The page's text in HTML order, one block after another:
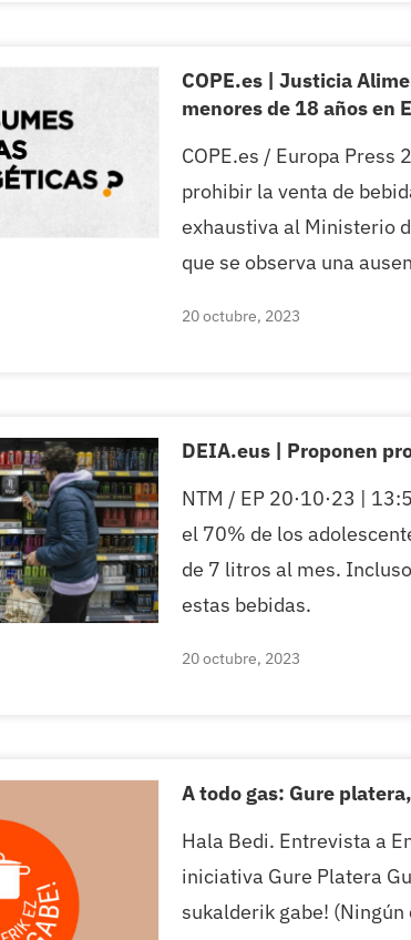
COPE.es | Justicia
menores de 18 años en
COPE.es / Europa
prohibir la venta de
exhaustiva al Ministerio
que se observa una
20 octubre, 2023
DEIA.eus | Proponen
NTM / EP 20·10·23 |
el 70% de los
de 7 litros al mes.
estas bebidas.
20 octubre, 2023
A todo gas: Gure
Hala Bedi. Entrevista a
iniciativa Gure Platera
sukalderik gabe!